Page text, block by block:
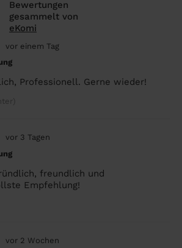
Bewertungen
gesammelt von
eKomi
vor einem Tag
Professionell. Gerne wieder!
vor 3 Tagen
freundlich und
Empfehlung!
vor 2 Wochen